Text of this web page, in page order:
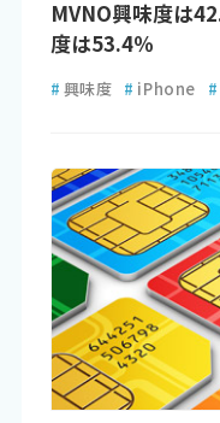
MVNO興味度は
度は53.4％
# 興味度 # iPhone #